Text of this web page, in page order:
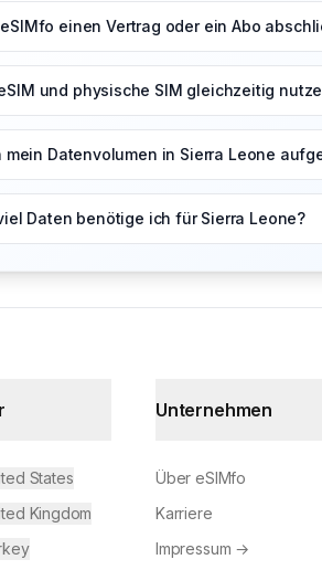
einen Vertrag oder ein Abo
und physische SIM gleichzeitig
mein Datenvolumen in Sierra Leone
Daten benötige ich für Sierra Leone?
States
Kingdom
Unternehmen
Über eSIMfo
Karriere
Impressum →